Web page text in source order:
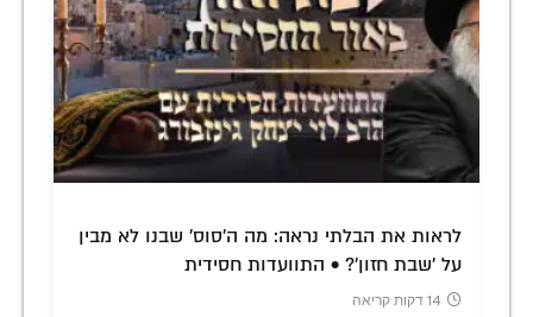
לראות את הבלתי נראה: מה ה'סוס' שבנו לא מבין
על 'שבת חזון'? • התוועדות חסידית
14 דקות קריאה